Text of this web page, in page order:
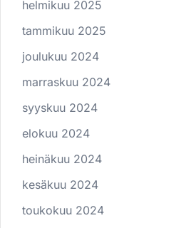
helmikuu 2025
tammikuu 2025
joulukuu 2024
marraskuu 2024
syyskuu 2024
elokuu 2024
heinäkuu 2024
kesäkuu 2024
toukokuu 2024